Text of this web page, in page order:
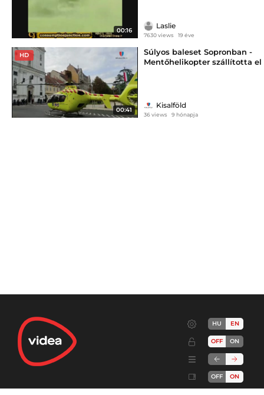
00:16
Laslie
7630 views 19 éve
HD
00:41
Súlyos baleset Sopronban -
Mentőhelikopter szállította el
Kisalföld
36 views 9 hónapja
HU EN
OFF ON
OFF ON